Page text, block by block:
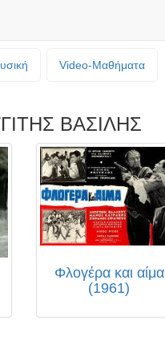
Video-Mαθήματα
ΒΑΣΙΛΗΣ
Φλογέρα και αίμα
(1961)